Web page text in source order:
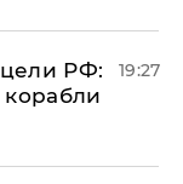
цели РФ:
19:27